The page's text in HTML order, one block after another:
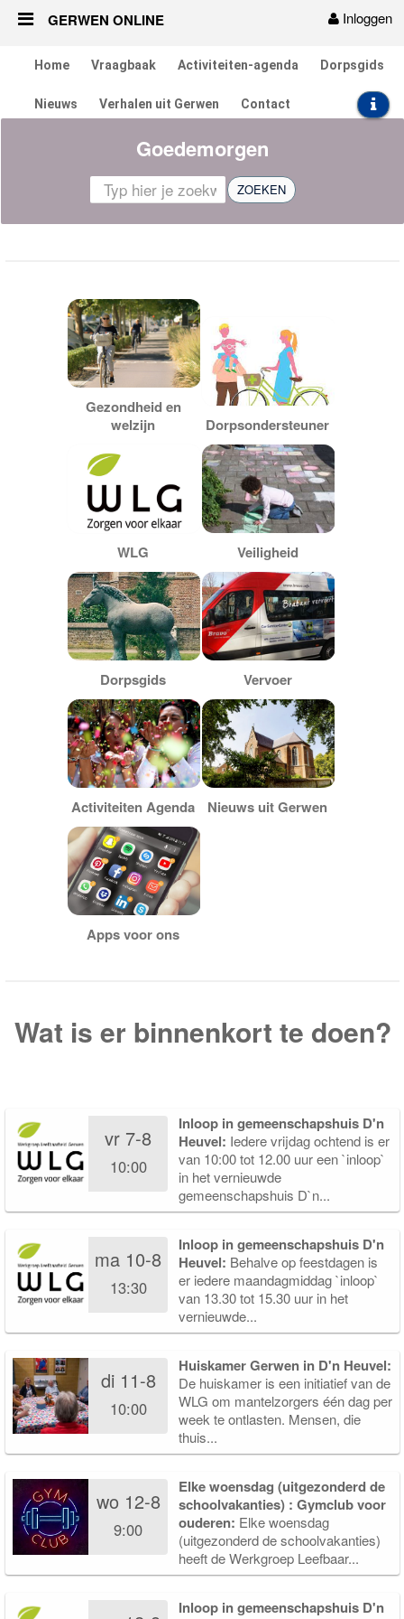
Inloggen
GERWEN ONLINE
Vraagbaak
Contact
Berichten en verhalen
Groepen
pakketfraude
Home Vraagbaak Activiteiten-agenda Dorpsgids
Nieuws Verhalen uit Gerwen Contact
Goedemorgen
ZOEKEN
Gezondheid en
welzijn
Dorpsondersteuner
WLG Veiligheid
Dorpsgids Vervoer
Activiteiten Agenda Nieuws uit Gerwen
Apps voor ons
Wat is er binnenkort te doen?
vr 7-8
10:00
Inloop in gemeenschapshuis D'n
Heuvel: Iedere vrijdag ochtend is er
van 10:00 tot 12.00 uur een `inloop`
in het vernieuwde
gemeenschapshuis D`n...
ma 10-8
13:30
Inloop in gemeenschapshuis D'n
Heuvel: Behalve op feestdagen is
er iedere maandagmiddag `inloop`
van 13.30 tot 15.30 uur in het
vernieuwde...
di 11-8
10:00
Huiskamer Gerwen in D'n Heuvel:
De huiskamer is een initiatief van de
WLG om mantelzorgers één dag per
week te ontlasten. Mensen, die
thuis...
wo 12-8
9:00
Elke woensdag (uitgezonderd de
schoolvakanties) : Gymclub voor
ouderen: Elke woensdag
(uitgezonderd de schoolvakanties)
heeft de Werkgroep Leefbaar...
Inloop in gemeenschapshuis D'n